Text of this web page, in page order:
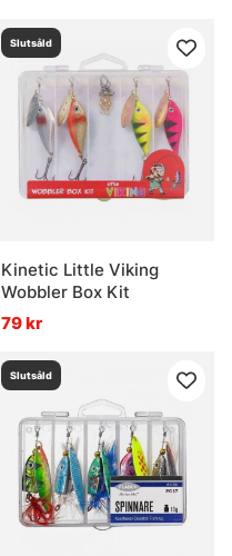
Slutsåld
Kinetic Little Viking
Wobbler Box Kit
79 kr
Slutsåld